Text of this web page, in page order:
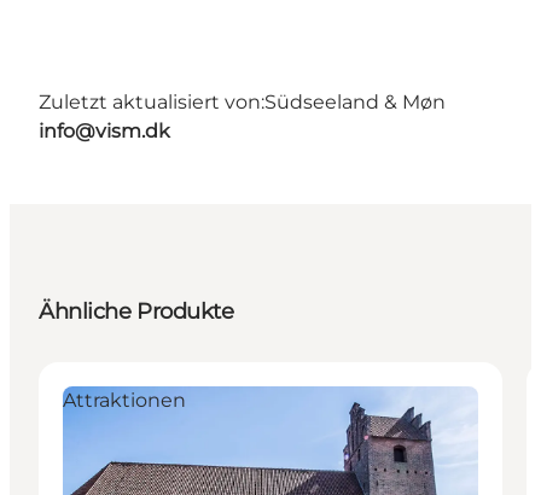
Zuletzt aktualisiert von:Südseeland & Møn
info@vism.dk
Ähnliche Produkte
Attraktionen